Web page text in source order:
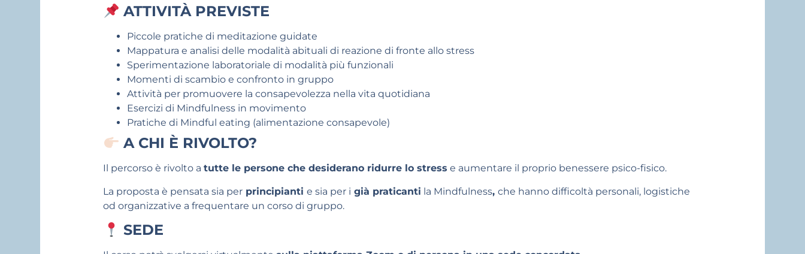
ATTIVITÀPREVISTE
Piccole pratiche di meditazione guidate
Mappatura e analisi delle modalità abituali di reazione di fronte allo stress
Sperimentazione laboratoriale di modalità più funzionali
Momenti di scambio e confronto in gruppo
Attività per promuovere la consapevolezza nella vita quotidiana
Esercizi di Mindfulness in movimento
Pratiche di Mindful eating (alimentazione consapevole)
A CHI È RIVOLTO?
Il percorso è rivolto a tutte le persone che desiderano ridurre lo stress e aumentare il proprio benessere psico-fisico.
La proposta è pensata sia per principianti e sia per i già praticanti la Mindfulness, che hanno difficoltà personali, logistiche
od organizzative a frequentare un corso di gruppo.
SEDE